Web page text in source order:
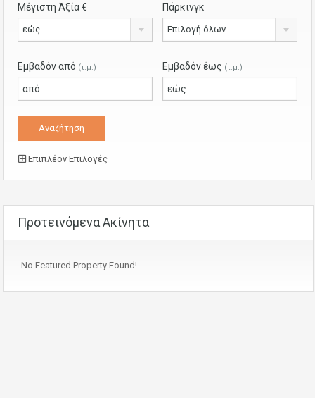
Μέγιστη Άξία €
εώς
Πάρκινγκ
Επιλογή όλων
Εμβαδόν από (τ.μ.) Εμβαδόν έως (τ.μ.)
Επιπλέον Επιλογές
Προτεινόμενα Ακίνητα
No Featured Property Found!